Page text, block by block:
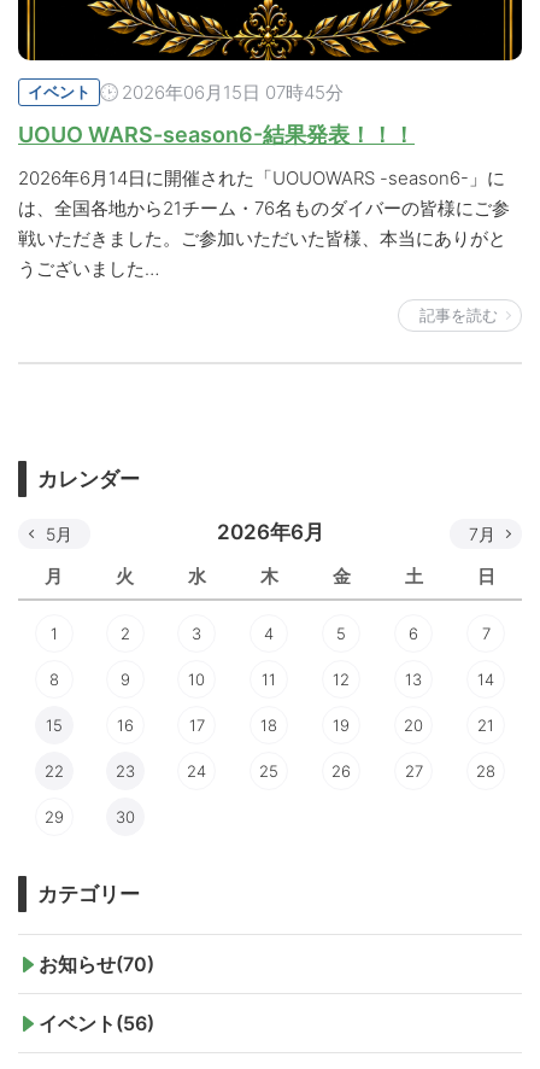
イベント 2026年06月15日 07時45分
UOUO WARS-season6-結果発表！！！
2026年6月14日に開催された「UOUOWARS -season6-」に
は、全国各地から21チーム・76名ものダイバーの皆様にご参
戦いただきました。ご参加いただいた皆様、本当にありがと
うございました…
記事を読む
カレンダー
2026年6月
月 火 水 木 金 土 日
5月 7月
1 2 3 4 5 6 7
8 9 10 11 12 13 14
15 16 17 18 19 20 21
22 23 24 25 26 27 28
29 30
カテゴリー
お知らせ(70)
イベント(56)